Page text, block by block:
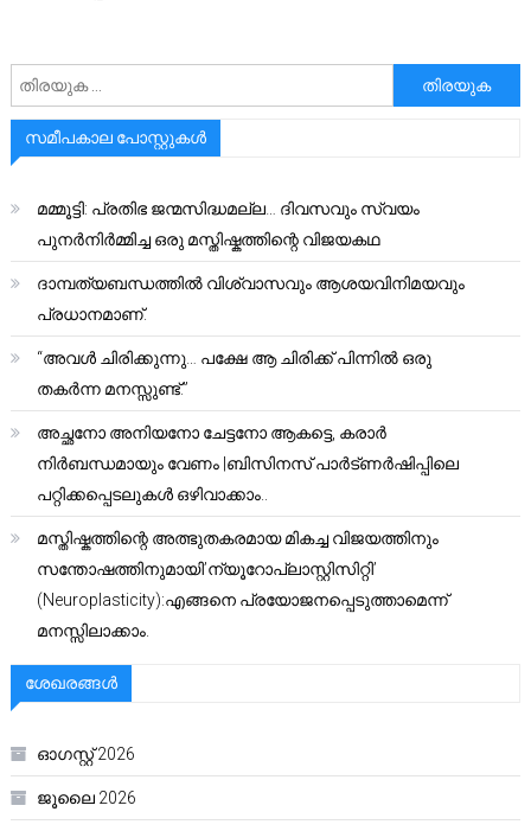
അനേഷിക്കുക
സമീപകാല പോസ്റ്റുകൾ
മമ്മൂട്ടി: പ്രതിഭ ജന്മസിദ്ധമല്ല… ദിവസവും സ്വയം
പുനർനിർമ്മിച്ച ഒരു മസ്തിഷ്കത്തിന്റെ വിജയകഥ
ദാമ്പത്യബന്ധത്തിൽ വിശ്വാസവും ആശയവിനിമയവും
പ്രധാനമാണ്.
“അവൾ ചിരിക്കുന്നു… പക്ഷേ ആ ചിരിക്ക് പിന്നിൽ ഒരു
തകർന്ന മനസ്സുണ്ട്.”
അച്ഛനോ അനിയനോ ചേട്ടനോ ആകട്ടെ, കരാർ
നിർബന്ധമായും വേണം |ബിസിനസ് പാർട്ണർഷിപ്പിലെ
പറ്റിക്കപ്പെടലുകൾ ഒഴിവാക്കാം..
മസ്തിഷ്കത്തിന്റെ അത്ഭുതകരമായ മികച്ച വിജയത്തിനും
സന്തോഷത്തിനുമായി’ന്യൂറോപ്ലാസ്റ്റിസിറ്റി’
(Neuroplasticity):എങ്ങനെ പ്രയോജനപ്പെടുത്താമെന്ന്
മനസ്സിലാക്കാം.
ശേഖരങ്ങൾ
ഓഗസ്റ്റ്‌ 2026
ജൂലൈ 2026